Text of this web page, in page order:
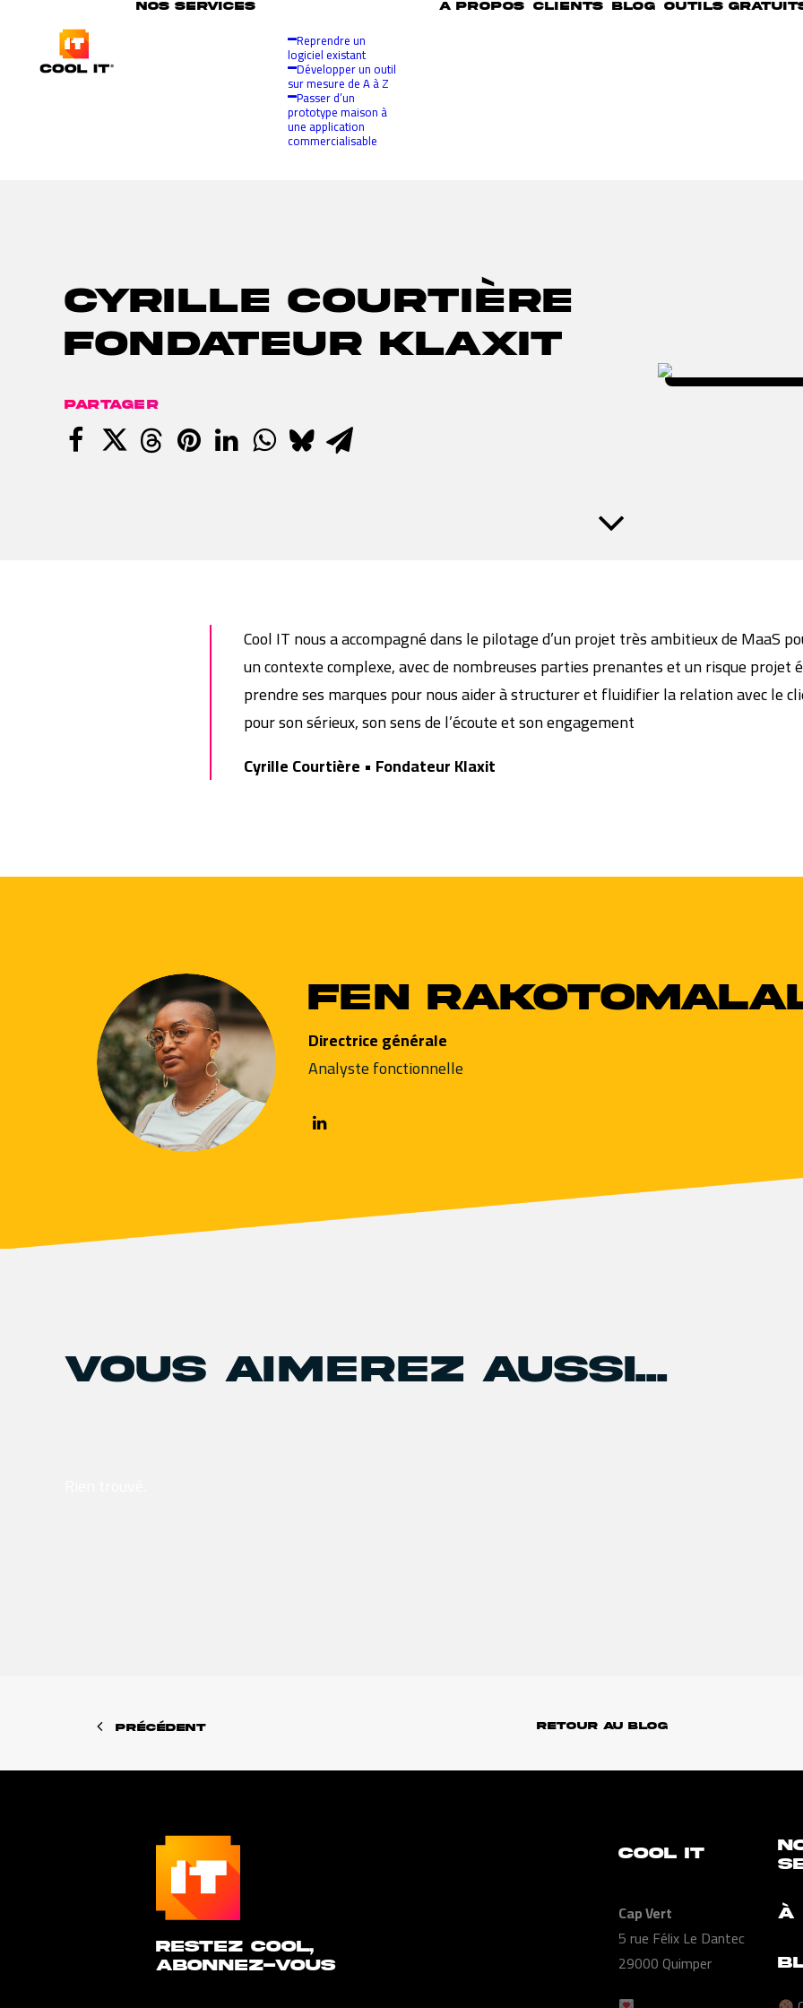
NOS SERVICES
Reprendre un
logiciel existant
Développer un outil
sur mesure de A à Z
Passer d’un
prototype maison à
une application
commercialisable
A PROPOS CLIENTS BLOG OUTILS
Cyrille Courtière
Fondateur Klaxit
PARTAGER
Cool IT nous a accompagné dans le pilotage d’un projet très ambitieux de MaaS
un contexte complexe, avec de nombreuses parties prenantes et un risque projet
prendre ses marques pour nous aider à structurer et fluidifier la relation avec le
pour son sérieux, son sens de l’écoute et son engagement
Cyrille Courtière • Fondateur Klaxit
Fen
Directrice générale
Analyste fonctionnelle
VOUS AIMEREZ AUSSI...
PRÉCÉDENT RETOUR AU BLOG
Restez cool,
abonnez-vous
COOL IT
Cap Vert
5 rue Félix Le Dantec
29000 Quimper
À